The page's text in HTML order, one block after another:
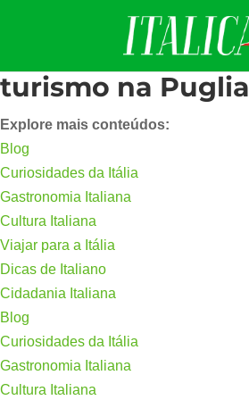
turismo na Puglia
Explore mais conteúdos:
Blog
Curiosidades da Itália
Gastronomia Italiana
Cultura Italiana
Viajar para a Itália
Dicas de Italiano
Cidadania Italiana
Blog
Curiosidades da Itália
Gastronomia Italiana
Cultura Italiana